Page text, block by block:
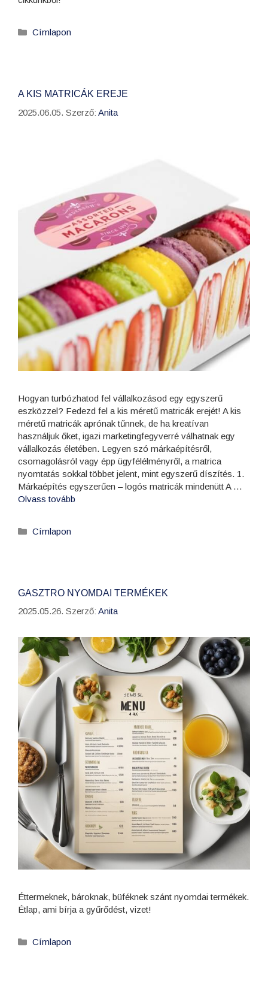
Címlapon
A KIS MATRICÁK EREJE
2025.06.05. Szerző: Anita
Hogyan turbózhatod fel vállalkozásod egy egyszerű
eszközzel? Fedezd fel a kis méretű matricák erejét! A kis
méretű matricák aprónak tűnnek, de ha kreatívan
használjuk őket, igazi marketingfegyverré válhatnak egy
vállalkozás életében. Legyen szó márkaépítésről,
csomagolásról vagy épp ügyfélélményről, a matrica
nyomtatás sokkal többet jelent, mint egyszerű díszítés. 1.
Márkaépítés egyszerűen – logós matricák mindenütt A …
Olvass tovább
Címlapon
GASZTRO NYOMDAI TERMÉKEK
2025.05.26. Szerző: Anita
Éttermeknek, bároknak, büféknek szánt nyomdai termékek.
Étlap, ami bírja a gyűrődést, vizet!
Címlapon